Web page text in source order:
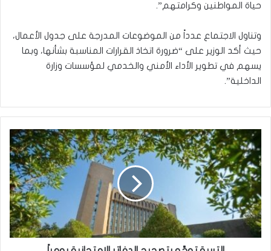
حياة المواطنين وكرامتهم”.
وتناول الاجتماع عدداً من الموضوعات المدرجة على جدول الأعمال،
حيث أكد الوزير على “ضرورة اتخاذ القرارات المناسبة بشأنها، وبما
يسهم في تطوير الأداء الأمني والخدمي لمؤسسات وزارة
الداخلية”.
التربية
توجِّه
بتصحيح
الدفاتر
الامتحانية
يومياً